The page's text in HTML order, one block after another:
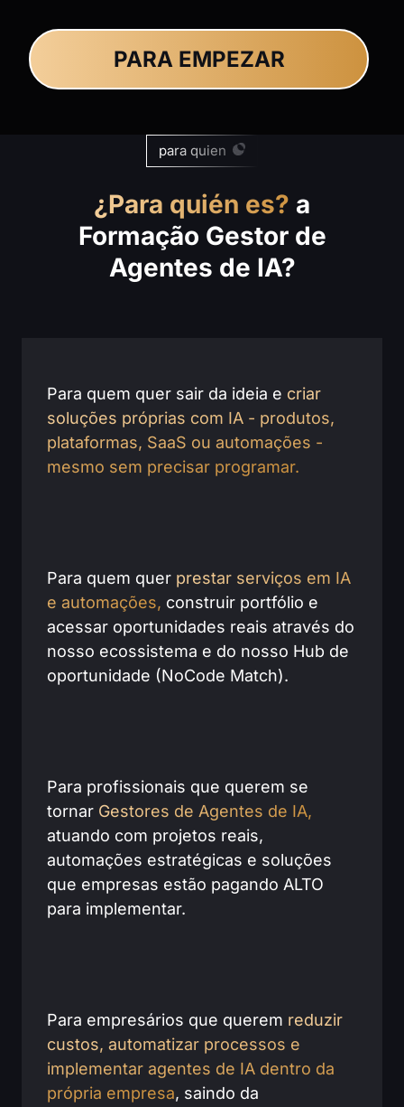
PARA EMPEZAR
para quien
¿Para quién es? a
Formação Gestor de
Agentes de IA?
Para quem quer sair da ideia e criar
soluções próprias com IA - produtos,
plataformas, SaaS ou automações -
mesmo sem precisar programar.
Para quem quer prestar serviços em IA
e automações, construir portfólio e
acessar oportunidades reais através do
nosso ecossistema e do nosso Hub de
oportunidade (NoCode Match).
Para profissionais que querem se
tornar Gestores de Agentes de IA,
atuando com projetos reais,
automações estratégicas e soluções
que empresas estão pagando ALTO
para implementar.
Para empresários que querem reduzir
custos, automatizar processos e
implementar agentes de IA dentro da
própria empresa, saindo da